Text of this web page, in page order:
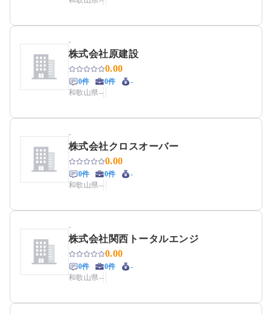
-
株式会社原建設
0.00
0件 0件
-
和歌山県--
-
株式会社クロスオーバー
0.00
0件 0件
-
和歌山県--
-
株式会社関西トータルエンジ
0.00
0件 0件
-
和歌山県--